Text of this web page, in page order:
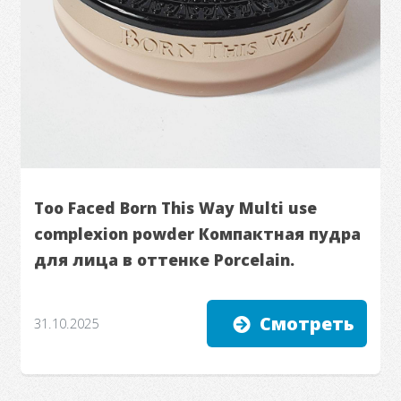
Too Faced Born This Way Multi use
complexion powder Компактная пудра
для лица в оттенке Porcelain.
31.10.2025 Смотреть